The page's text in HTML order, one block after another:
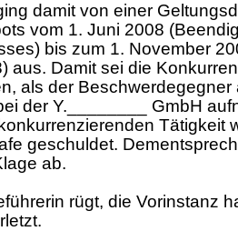
damit von einer
vom 1. Juni 2008
bis zum 1. November
aus. Damit sei die
als der
der Y.________ GmbH
Tätigkeit
geschuldet.
ab.
rügt, die Vorinstanz